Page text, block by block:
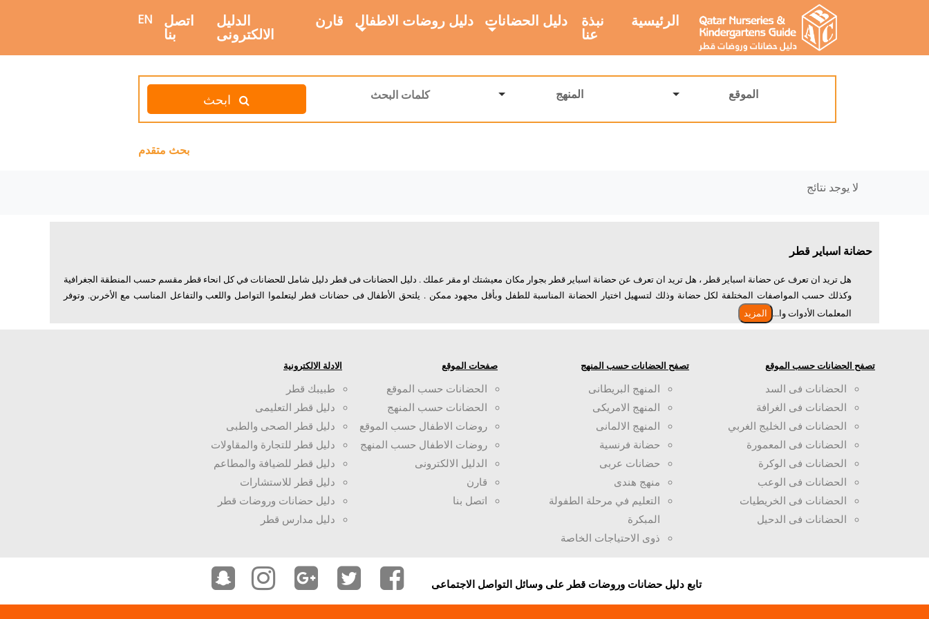
EN اتصل
بنا
الدليل
الالكترونى
قارن دليل روضات الاطفال دليل الحضانات نبذة
عنا
الرئيسية
ابحث المنهج الموقع
بحث متقدم
لا يوجد نتائج
حضانة اسباير قطر
هل تريد ان تعرف عن حضانة اسباير قطر ، هل تريد ان تعرف عن حضانة اسباير قطر بجوار مكان معيشتك او مقر عملك . دليل الحضانات فى قطر دليل شامل للحضانات في كل انحاء قطر مقسم حسب المنطقة الجغرافية
وكذلك حسب المواصفات المختلفة لكل حضانة وذلك لتسهيل اختيار الحضانة المناسبة للطفل وبأقل مجهود ممكن . يلتحق الأطفال فى حضانات قطر ليتعلموا التواصل واللعب والتفاعل المناسب مع الأخرىن. وتوفر
المعلمات الأدوات وا... المزيد
الادلة الالكترونية
طبيبك قطر
دليل قطر التعليمى
دليل قطر الصحى والطبى
دليل قطر للتجارة والمقاولات
دليل قطر للضيافة والمطاعم
دليل قطر للاستشارات
دليل حضانات وروضات قطر
دليل مدارس قطر
صفحات الموقع
الحضانات حسب الموقع
الحضانات حسب المنهج
روضات الاطفال حسب الموقع
روضات الاطفال حسب المنهج
الدليل الالكترونى
قارن
اتصل بنا
تصفح الحضانات حسب المنهج
المنهج البريطانى
المنهج الامريكى
المنهج الالمانى
حضانة فرنسية
حضانات عربى
منهج هندى
التعليم في مرحلة الطفولة
المبكرة
ذوى الاحتياجات الخاصة
تصفح الحضانات حسب الموقع
الحضانات فى السد
الحضانات فى الغرافة
الحضانات فى الخليج الغربي
الحضانات فى المعمورة
الحضانات فى الوكرة
الحضانات فى الوعب
الحضانات فى الخريطيات
الحضانات فى الدحيل
تابع دليل حضانات وروضات قطر على وسائل التواصل الاجتماعى